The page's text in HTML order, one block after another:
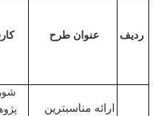
عنوان طرح
ارائه مناسب­ترین
پژوهش